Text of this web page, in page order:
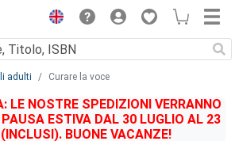
adulti Curare la voce
LE NOSTRE SPEDIZIONI VERRANNO
ESTIVA DAL 30 LUGLIO AL 23
BUONE VACANZE!